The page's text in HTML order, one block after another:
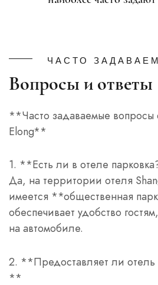
ЧАСТО
Вопросы и ответы
**Часто задаваемые вопросы
Elong**
1. **Есть ли в отеле
Да, на территории отеля
имеется **общественная
обеспечивает удобство
на автомобиле.
2. **Предоставляет ли отель
**